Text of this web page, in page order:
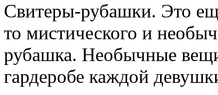
Свитеры-рубашки. Это
то мистического и
рубашка. Необычные
гардеробе каждой